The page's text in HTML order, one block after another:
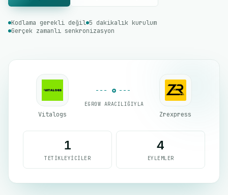
Kodlama gerekli değil 5 dakikalık kurulum
Gerçek zamanlı senkronizasyon
Vitalogs
EGROW ARACILIĞIYLA
Zrexpress
1
TETIKLEYICILER
4
EYLEMLER